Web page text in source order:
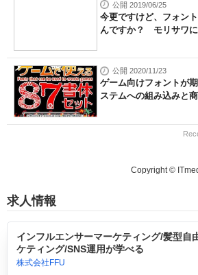
公開 2019/06/25
今更ですけど、フォン
んですか？ モリサワ
公開 2020/11/23
ゲーム向けフォントが
ステムへの組み込みと
Copyright ©
求人情報
インフルエンサーマーケティング/髪型自
ケティング/SNS運用が学べる
株式会社FFU